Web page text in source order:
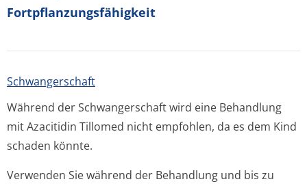
Fortpflanzungsfähig­keit
Schwangerschaft
Während der Schwangerschaft wird eine Behandlung
mit Azacitidin Tillomed nicht empfohlen, da es dem Kind
schaden könnte.
Verwenden Sie während der Behandlung und bis zu